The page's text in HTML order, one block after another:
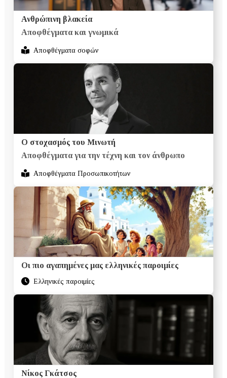
Ανθρώπινη βλακεία
Αποφθέγματα και γνωμικά
Αποφθέγματα σοφών
Ο στοχασμός του Μινωτή
Αποφθέγματα για την τέχνη και τον άνθρωπο
Αποφθέγματα Προσωπικοτήτων
Οι πιο αγαπημένες μας ελληνικές παροιμίες
Ελληνικές παροιμίες
Νίκος Γκάτσος